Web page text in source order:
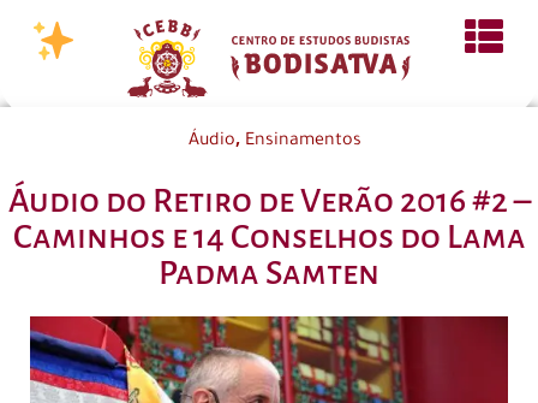
Áudio, Ensinamentos
Áudio do Retiro de Verão 2016 #2 –
Caminhos e 14 Conselhos do Lama
Padma Samten